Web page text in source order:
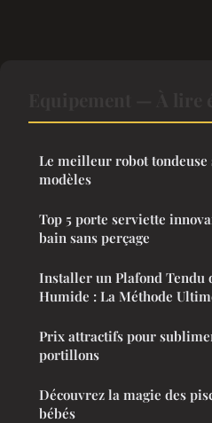
Le meilleur robot tondeuse
modèles
Top 5 porte serviette
bain sans perçage
Installer un Plafond Tendu
Humide : La Méthode
Prix attractifs pour
portillons
Découvrez la magie des
bébés